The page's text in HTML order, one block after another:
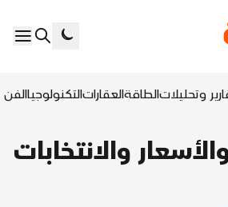
وتحليلاتالطاقةالعقاراتالتكنولوجياالفن
والانتخابات